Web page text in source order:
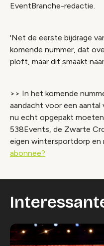
EventBranche-redactie.
'Net de eerste bijdrage
komende nummer, dat
ploft, maar dit smaakt
>> In het komende
aandacht voor een
nu echt opgepakt
538Events, de Zwarte
eigen wintersportdorp en
abonnee?